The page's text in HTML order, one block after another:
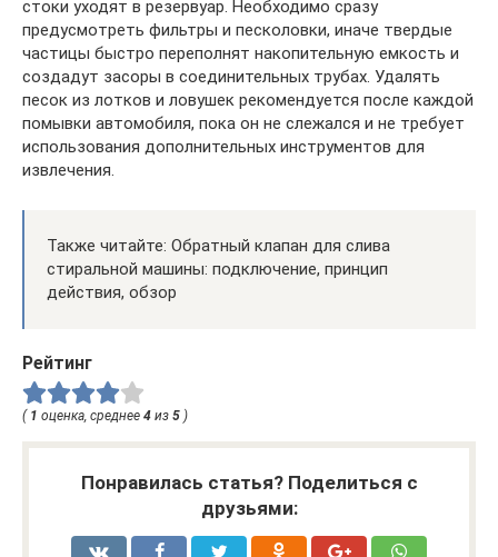
стоки уходят в резервуар. Необходимо сразу
предусмотреть фильтры и песколовки, иначе твердые
частицы быстро переполнят накопительную емкость и
создадут засоры в соединительных трубах. Удалять
песок из лотков и ловушек рекомендуется после каждой
помывки автомобиля, пока он не слежался и не требует
использования дополнительных инструментов для
извлечения.
Также читайте: Обратный клапан для слива
стиральной машины: подключение, принцип
действия, обзор
Рейтинг
( 1 оценка, среднее 4 из 5 )
Понравилась статья? Поделиться с
друзьями: